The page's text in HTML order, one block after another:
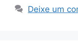
Deixe um